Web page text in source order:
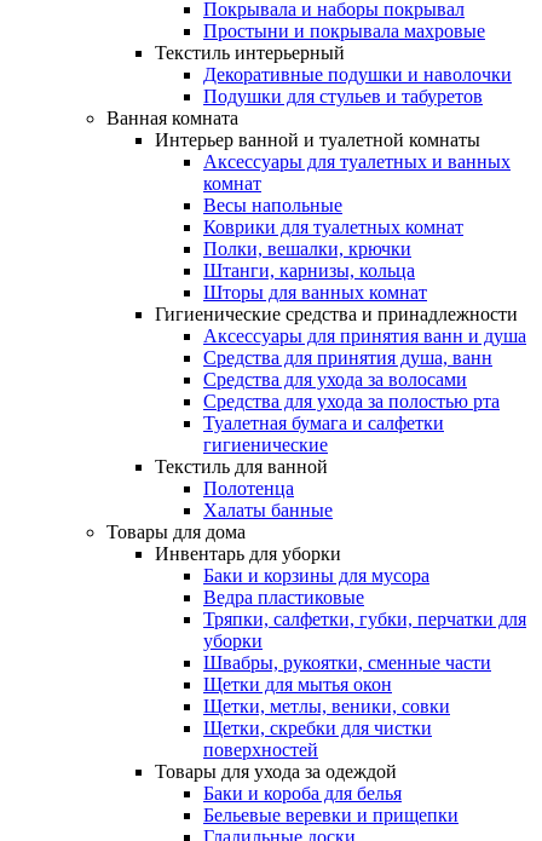
Покрывала и наборы покрывал
Простыни и покрывала махровые
Текстиль интерьерный
Декоративные подушки и наволочки
Подушки для стульев и табуретов
Ванная комната
Интерьер ванной и туалетной комнаты
Аксессуары для туалетных и ванных
комнат
Весы напольные
Коврики для туалетных комнат
Полки, вешалки, крючки
Штанги, карнизы, кольца
Шторы для ванных комнат
Гигиенические средства и принадлежности
Аксессуары для принятия ванн и душа
Средства для принятия душа, ванн
Средства для ухода за волосами
Средства для ухода за полостью рта
Туалетная бумага и салфетки
гигиенические
Текстиль для ванной
Полотенца
Халаты банные
Товары для дома
Инвентарь для уборки
Баки и корзины для мусора
Ведра пластиковые
Тряпки, салфетки, губки, перчатки для
уборки
Швабры, рукоятки, сменные части
Щетки для мытья окон
Щетки, метлы, веники, совки
Щетки, скребки для чистки
поверхностей
Товары для ухода за одеждой
Баки и короба для белья
Бельевые веревки и прищепки
Гладильные доски